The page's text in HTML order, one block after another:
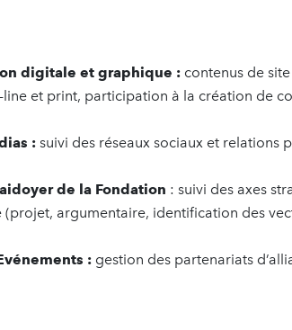
digitale et graphique : contenus de
et print, participation à la création de
: suivi des réseaux sociaux et relations
de la Fondation : suivi des axes
argumentaire, identification des
: gestion des partenariats